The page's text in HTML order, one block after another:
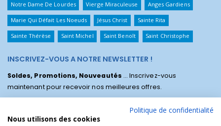
Notre Dame De Lourdes Vierge Miraculeuse Anges Gardiens
Marie Qui Défait Les Noeuds Jésus Christ Sainte Rita
Sainte Thérèse Saint Michel Saint Benoît Saint Christophe
INSCRIVEZ-VOUS A NOTRE NEWSLETTER !
Soldes, Promotions, Nouveautés ... Inscrivez-vous
maintenant pour recevoir nos meilleures offres.
Politique de confidentialité
Nous utilisons des cookies